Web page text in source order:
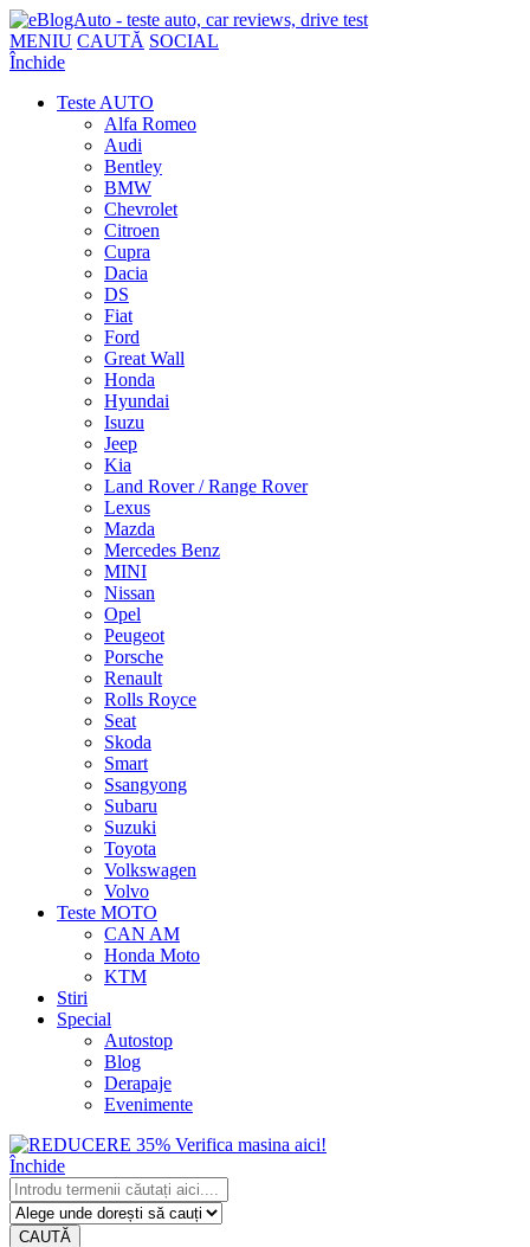
MENIU CAUTĂ SOCIAL
Închide
Teste AUTO
Alfa Romeo
Audi
Bentley
BMW
Chevrolet
Citroen
Cupra
Dacia
DS
Fiat
Ford
Great Wall
Honda
Hyundai
Isuzu
Jeep
Kia
Land Rover / Range Rover
Lexus
Mazda
Mercedes Benz
MINI
Nissan
Opel
Peugeot
Porsche
Renault
Rolls Royce
Seat
Skoda
Smart
Ssangyong
Subaru
Suzuki
Toyota
Volkswagen
Volvo
Teste MOTO
CAN AM
Honda Moto
KTM
Stiri
Special
Autostop
Blog
Derapaje
Evenimente
Închide
CAUTĂ